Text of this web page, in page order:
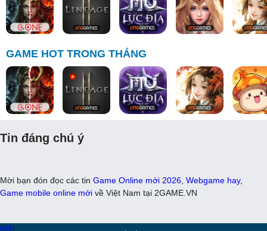
GAME HOT TRONG THÁNG
Tin đáng chú ý
Mời bạn đón đọc các tin Game Online mới 2026 Webgame hay,
Game mobile online mới về Việt Nam tại 2GAME.VN
MXH